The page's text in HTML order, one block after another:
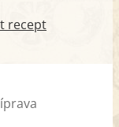
recept